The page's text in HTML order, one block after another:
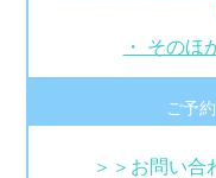
・ そのほ
ご予
＞＞お問い合